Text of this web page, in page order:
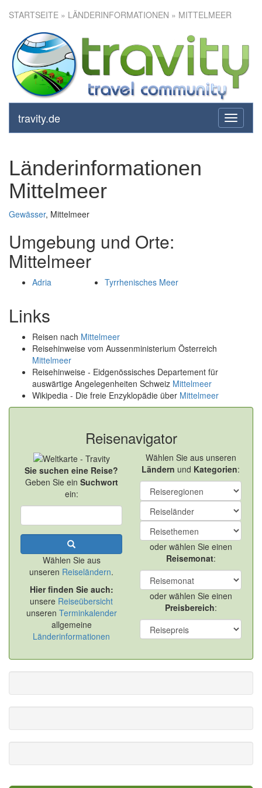
STARTSEITE » LÄNDERINFORMATIONEN » MITTELMEER
toggle
travity.de
Länderinformationen
Mittelmeer
Gewässer, Mittelmeer
Umgebung und Orte:
Mittelmeer
Adria Tyrrhenisches Meer
Links
Reisen nach Mittelmeer
Reisehinweise vom Aussenministerium Österreich
Mittelmeer
Reisehinweise - Eidgenössisches Departement für
auswärtige Angelegenheiten Schweiz Mittelmeer
Wikipedia - Die freie Enzyklopädie über Mittelmeer
Reisenavigator
Sie suchen eine Reise?
Geben Sie ein Suchwort
ein:
Wählen Sie aus
unseren Reiseländern.
Hier finden Sie auch:
unsere Reiseübersicht
unseren Terminkalender
allgemeine
Länderinformationen
Wählen Sie aus unseren
Ländern und Kategorien:
oder wählen Sie einen
Reisemonat:
oder wählen Sie einen
Preisbereich: